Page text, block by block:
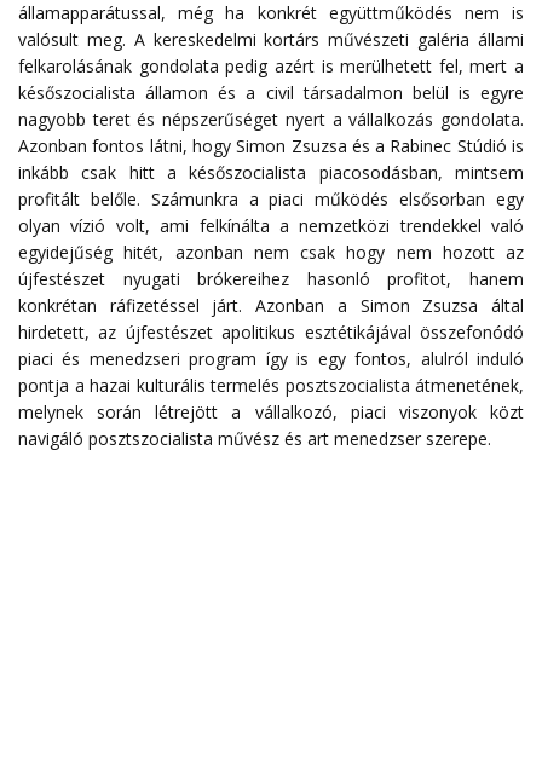
államapparátussal, még ha konkrét együttműködés nem is
valósult meg. A kereskedelmi kortárs művészeti galéria állami
felkarolásának gondolata pedig azért is merülhetett fel, mert a
későszocialista államon és a civil társadalmon belül is egyre
nagyobb teret és népszerűséget nyert a vállalkozás gondolata.
Azonban fontos látni, hogy Simon Zsuzsa és a Rabinec Stúdió is
inkább csak hitt a későszocialista piacosodásban, mintsem
profitált belőle. Számunkra a piaci működés elsősorban egy
olyan vízió volt, ami felkínálta a nemzetközi trendekkel való
egyidejűség hitét, azonban nem csak hogy nem hozott az
újfestészet nyugati brókereihez hasonló profitot, hanem
konkrétan ráfizetéssel járt. Azonban a Simon Zsuzsa által
hirdetett, az újfestészet apolitikus esztétikájával összefonódó
piaci és menedzseri program így is egy fontos, alulról induló
pontja a hazai kulturális termelés posztszocialista átmenetének,
melynek során létrejött a vállalkozó, piaci viszonyok közt
navigáló posztszocialista művész és art menedzser szerepe.